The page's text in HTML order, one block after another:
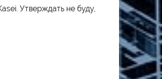
Утверждать не буду,